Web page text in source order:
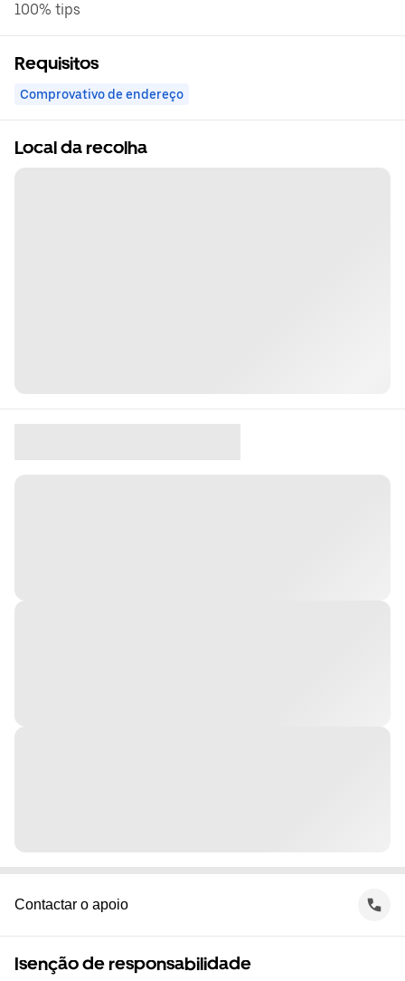
100% tips
Requisitos
Comprovativo de endereço
Local da recolha
Contactar o apoio
Isenção de responsabilidade